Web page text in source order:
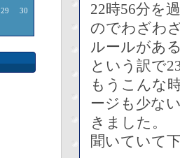
29
30
22時56分を
のでわざわ
ルールがあ
という訳で
もうこんな
ージも少な
きました。
聞いていて